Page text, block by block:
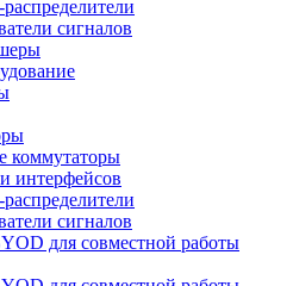
сигналов
коммутаторы
интерфейсов
сигналов
для совместной работы